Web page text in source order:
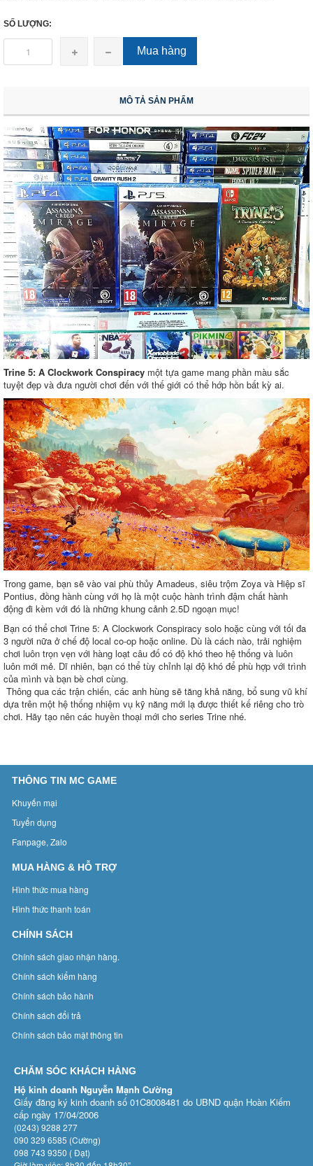
SỐ LƯỢNG:
Mua hàng
MÔ TẢ SẢN PHẨM
Trine 5: A Clockwork Conspiracy một tựa game mang phần màu sắc
tuyệt đẹp và đưa người chơi đến với thế giới có thể hớp hồn bất kỳ ai.
Trong game, bạn sẽ vào vai phù thủy Amadeus, siêu trộm Zoya và Hiệp sĩ
Pontius, đồng hành cùng với họ là một cuộc hành trình đậm chất hành
động đi kèm với đó là những khung cảnh 2.5D ngoạn mục!
Bạn có thể chơi Trine 5: A Clockwork Conspiracy solo hoặc cùng với tối đa
3 người nữa ở chế độ local co-op hoặc online. Dù là cách nào, trải nghiệm
chơi luôn trọn vẹn với hàng loạt câu đố có độ khó theo hệ thống và luôn
luôn mới mẻ. Dĩ nhiên, bạn có thể tùy chỉnh lại độ khó để phù hợp với trình
của mình và bạn bè chơi cùng.
Thông qua các trận chiến, các anh hùng sẽ tăng khả năng, bổ sung vũ khí
dựa trên một hệ thống nhiệm vụ kỹ năng mới lạ được thiết kế riêng cho trò
chơi. Hãy tạo nên các huyền thoại mới cho series Trine nhé.
THÔNG TIN MC GAME
Khuyến mại
Tuyển dụng
Fanpage, Zalo
MUA HÀNG & HỖ TRỢ
Hình thức mua hàng
Hình thức thanh toán
CHÍNH SÁCH
Chính sách giao nhận hàng.
Chính sách kiểm hàng
Chính sách bảo hành
Chính sách đổi trả
Chính sách bảo mật thông tin
CHĂM SÓC KHÁCH HÀNG
Hộ kinh doanh Nguyễn Mạnh Cường
Giấy đăng ký kinh doanh số 01C8008481 do UBND quận Hoàn Kiếm
cấp ngày 17/04/2006
(0243) 9288 277
090 329 6585 (Cường)
098 743 9350 ( Đạt)